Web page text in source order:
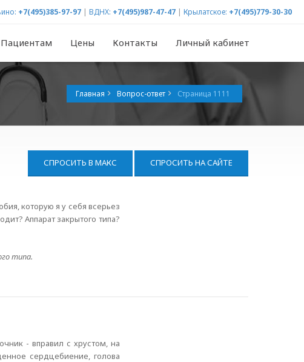
+7(495)385-97-97 | ВДНХ: +7(495)987-47-47 | Крылатское: +7(495)779-30-30
Пациентам Цены Контакты Личный кабинет
Главная Вопрос-ответ Страница 1111
СПРОСИТЬ В МАКС СПРОСИТЬ НА САЙТЕ
которую я у себя всерьез
Аппарат закрытого типа?
типа.
- вправил с хрустом, на
сердцебиение, голова